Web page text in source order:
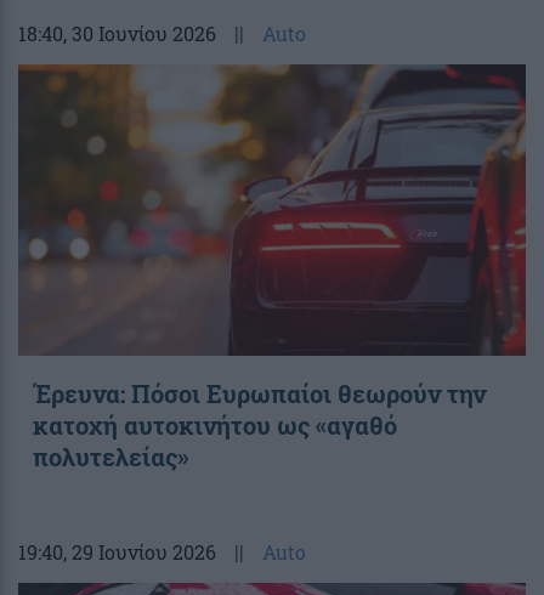
18:40, 30 Ιουνίου 2026 || Auto
Έρευνα: Πόσοι Ευρωπαίοι θεωρούν την
κατοχή αυτοκινήτου ως «αγαθό
πολυτελείας»
19:40, 29 Ιουνίου 2026 || Auto